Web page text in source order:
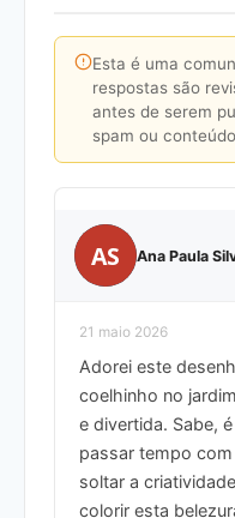
Esta é uma
respostas são
antes de serem
spam ou
AS Ana Paula
21 maio 2026
Adorei este
coelhinho no
e divertida. Sabe,
passar tempo
soltar a
colorir esta